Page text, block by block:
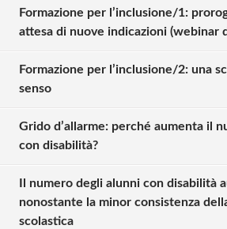
Formazione per l’inclusione/1:
attesa di nuove indicazioni (webinar
Formazione per l’inclusione/2: una
senso
Grido d’allarme: perché aumenta il
con disabilità?
Il numero degli alunni con disabilità
nonostante la minor consistenza
scolastica